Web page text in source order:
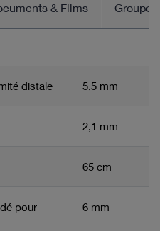
& Films Groupe
distale 5,5 mm
2,1 mm
65 cm
pour
6 mm